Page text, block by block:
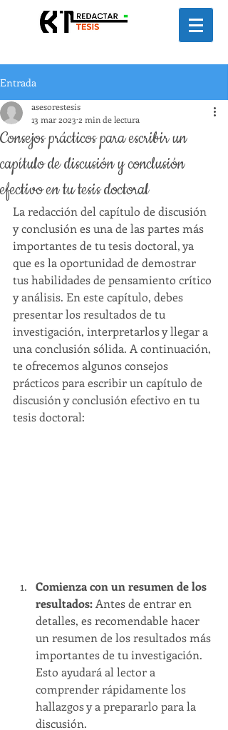
Entrada
Consejos prácticos para escribir un
capítulo de discusión y conclusión
efectivo en tu tesis doctoral
asesorestesis
13 mar 2023 2 min de lectura
La redacción del capítulo de discusión
y conclusión es una de las partes más
importantes de tu tesis doctoral, ya
que es la oportunidad de demostrar
tus habilidades de pensamiento crítico
y análisis. En este capítulo, debes
presentar los resultados de tu
investigación, interpretarlos y llegar a
una conclusión sólida. A continuación,
te ofrecemos algunos consejos
prácticos para escribir un capítulo de
discusión y conclusión efectivo en tu
tesis doctoral:
Comienza con un resumen de los
resultados: Antes de entrar en
detalles, es recomendable hacer
un resumen de los resultados más
importantes de tu investigación.
Esto ayudará al lector a
comprender rápidamente los
hallazgos y a prepararlo para la
discusión.